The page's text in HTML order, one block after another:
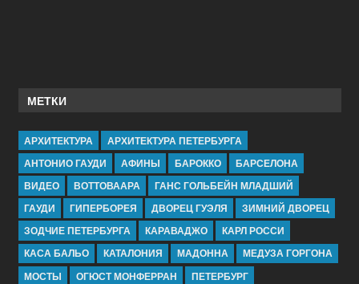
МЕТКИ
АРХИТЕКТУРА
АРХИТЕКТУРА ПЕТЕРБУРГА
АНТОНИО ГАУДИ
АФИНЫ БАРОККО
БАРСЕЛОНА
ВИДЕО
ВОТТОВААРА
ГАНС ГОЛЬБЕЙН МЛАДШИЙ
ГАУДИ
ГИПЕРБОРЕЯ ДВОРЕЦ ГУЭЛЯ
ЗИМНИЙ ДВОРЕЦ
ЗОДЧИЕ ПЕТЕРБУРГА
КАРАВАДЖО
КАРЛ РОССИ
КАСА БАЛЬО
КАТАЛОНИЯ МАДОННА
МЕДУЗА ГОРГОНА
МОСТЫ
ОГЮСТ МОНФЕРРАН ПЕТЕРБУРГ